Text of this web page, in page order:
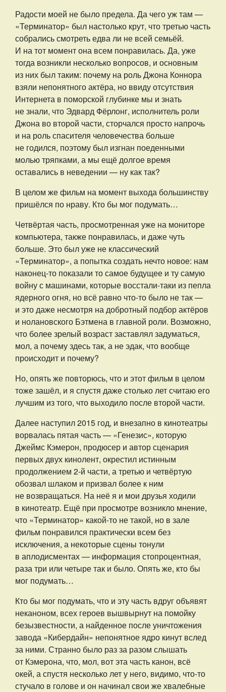
Радости моей не было предела. Да чего уж там —
«Терминатор» был настолько крут, что третью часть
собрались смотреть едва ли не всей семьёй.
И на тот момент она всем понравилась. Да, уже
тогда возникли несколько вопросов, и основным
из них был таким: почему на роль Джона Коннора
взяли непонятного актёра, но ввиду отсутствия
Интернета в поморской глубинке мы и знать
не знали, что Эдвард Фёрлонг, исполнитель роли
Джона во второй части, сторчался просто напрочь
и на роль спасителя человечества больше
не годился, поэтому был изгнан поеденными
молью тряпками, а мы ещё долгое время
оставались в неведении — ну как так?
В целом же фильм на момент выхода большинству
пришёлся по нраву. Кто бы мог подумать…
Четвёртая часть, просмотренная уже на мониторе
компьютера, также понравилась, и даже чуть
больше. Это был уже не классический
«Терминатор», а попытка создать нечто новое: нам
наконец-то показали то самое будущее и ту самую
войну с машинами, которые восстали-таки из пепла
ядерного огня, но всё равно что-то было не так —
и это даже несмотря на добротный подбор актёров
и нолановского Бэтмена в главной роли. Возможно,
что более зрелый возраст заставлял задуматься,
мол, а почему здесь так, а не эдак, что вообще
происходит и почему?
Но, опять же повторюсь, что и этот фильм в целом
тоже зашёл, и я спустя даже столько лет считаю его
лучшим из того, что выходило после второй части.
Далее наступил 2015 год, и внезапно в кинотеатры
ворвалась пятая часть — «Генезис», которую
Джеймс Кэмерон, продюсер и автор сценария
первых двух кинолент, окрестил истинным
продолжением 2-й части, а третью и четвёртую
обозвал шлаком и призвал более к ним
не возвращаться. На неё я и мои друзья ходили
в кинотеатр. Ещё при просмотре возникло мнение,
что «Терминатор» какой-то не такой, но в зале
фильм понравился практически всем без
исключения, а некоторые сцены тонули
в аплодисментах — информация стопроцентная,
раза три или четыре так и было. Опять же, кто бы
мог подумать…
Кто бы мог подумать, что и эту часть вдруг объявят
неканоном, всех героев вышвырнут на помойку
безызвестности, а найденное после уничтожения
завода «Кибердайн» непонятное ядро кинут вслед
за ними. Странно было раз за разом слышать
от Кэмерона, что, мол, вот эта часть канон, всё
окей, а спустя несколько лет у него, видимо, что-то
стучало в голове и он начинал свои же хвалебные